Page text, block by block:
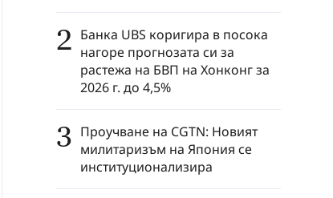
2 Банка UBS коригира в посока
нагоре прогнозата си за
растежа на БВП на Хонконг за
2026 г. до 4,5%
3 Проучване на CGTN: Новият
милитаризъм на Япония се
институционализира